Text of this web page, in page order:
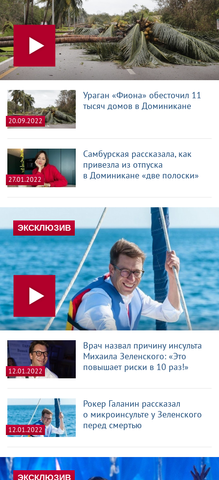
20.09.2022
Ураган «Фиона» обесточил 11
тысяч домов в Доминикане
27.01.2022
Самбурская рассказала, как
привезла из отпуска
в Доминикане «две полоски»
12.01.2022
Врач назвал причину инсульта
Михаила Зеленского: «Это
повышает риски в 10 раз!»
12.01.2022
Рокер Галанин рассказал
о микроинсульте у Зеленского
перед смертью